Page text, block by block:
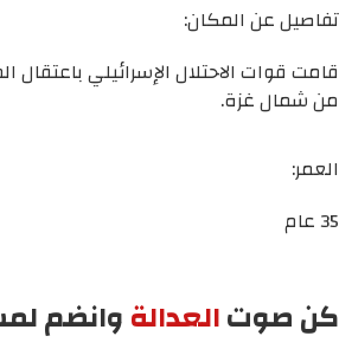
تفاصيل عن المكان:
قامت قوات الاحتلال الإسرائيلي باعتقال
من شمال غزة.
العمر:
35 عام
كن صوتالعدالةوانضم